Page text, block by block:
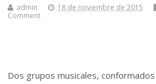
admin 18 de noviembre de 2015
Comment
Dos grupos musicales,